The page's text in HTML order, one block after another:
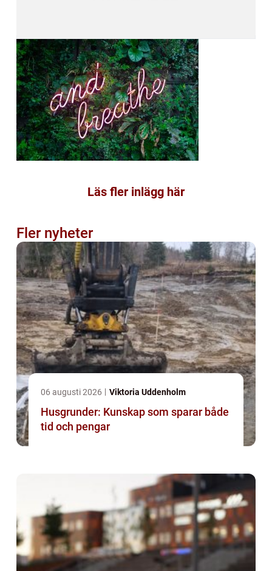
Läs fler inlägg här
Fler nyheter
06 augusti 2026 Viktoria Uddenholm
Husgrunder: Kunskap som sparar både
tid och pengar